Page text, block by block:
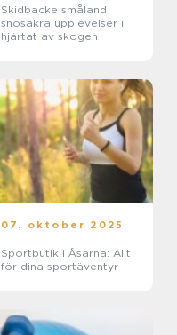
Skidbacke småland
snösäkra upplevelser i
hjärtat av skogen
07. oktober 2025
Sportbutik i Åsarna: Allt
för dina sportäventyr